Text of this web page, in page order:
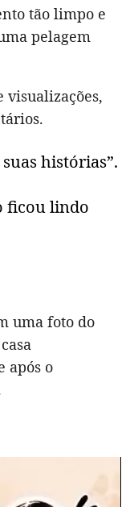
tão limpo e
pelagem
visualizações,
histórias”.
ficou lindo
uma foto do
após o